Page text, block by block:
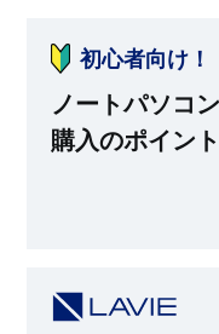
初心者向け！
ノートパソコ
購入のポイン